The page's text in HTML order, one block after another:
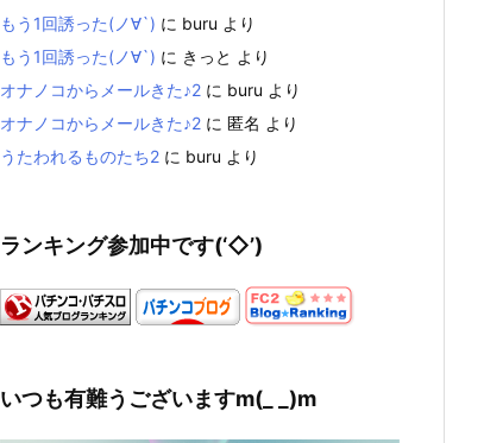
もう1回誘った(ノ∀`) に buru より
もう1回誘った(ノ∀`) に きっと より
オナノコからメールきた♪2 に buru より
オナノコからメールきた♪2 に 匿名 より
うたわれるものたち2 に buru より
ランキング参加中です(‘◇’)ゞ
いつも有難うございますm(_ _)m